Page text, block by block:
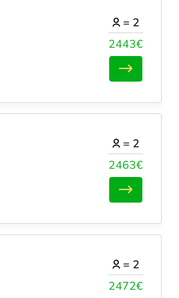
2443€
= 2
2463€
= 2
2472€
= 2